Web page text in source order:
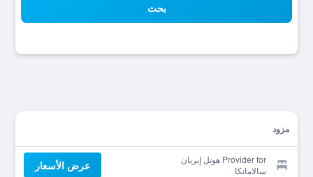
بحث
مزود
Provider for هوتل إيربان
سالامانكا
عرض الأسعار